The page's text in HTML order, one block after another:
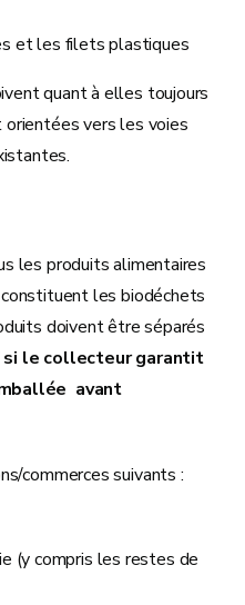
et les filets plastiques
quant à elles toujours
vers les voies
les produits alimentaires
les biodéchets
doivent être séparés
le collecteur garantit
avant
commerces suivants :
(y compris les restes de